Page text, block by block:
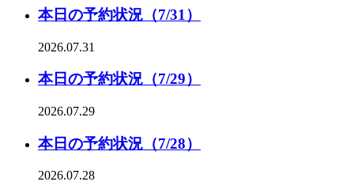
本日の予約状況（7/31）
2026.07.31
本日の予約状況（7/29）
2026.07.29
本日の予約状況（7/28）
2026.07.28